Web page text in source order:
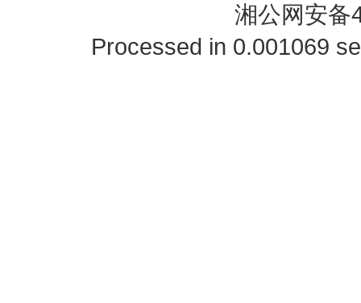
湘公网安备
Processed in 0.001069